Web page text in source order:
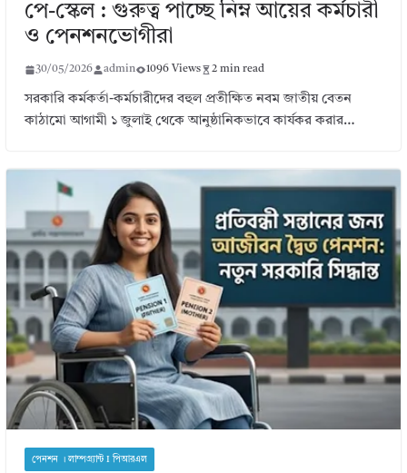
পে-স্কেল : গুরুত্ব পাচ্ছে নিম্ন আয়ের কর্মচারী
ও পেনশনভোগীরা
30/05/2026 admin 1096 Views 2 min read
সরকারি কর্মকর্তা-কর্মচারীদের বহুল প্রতীক্ষিত নবম জাতীয় বেতন
কাঠামো আগামী ১ জুলাই থেকে আনুষ্ঠানিকভাবে কার্যকর করার…
পেনশন । লাম্পগ্র্যান্ট I পিআরএল